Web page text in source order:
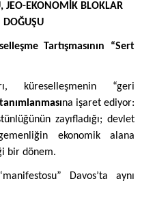
JEO-EKONOMİK BLOKLAR
Tartışmasının “Sert
küreselleşmenin “geri
na işaret ediyor:
zayıfladığı; devlet
ekonomik alana
bir dönem.
Davos’ta aynı